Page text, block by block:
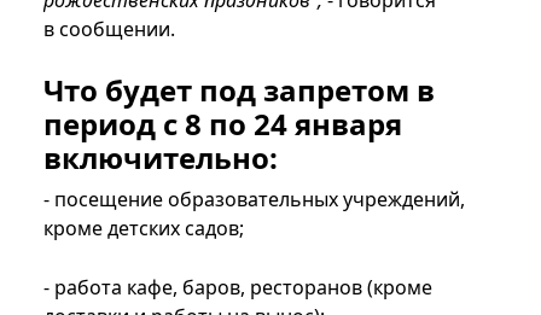
в сообщении.
Что будет под запретом в
период с 8 по 24 января
включительно:
- посещение образовательных учреждений,
кроме детских садов;
- работа кафе, баров, ресторанов (кроме